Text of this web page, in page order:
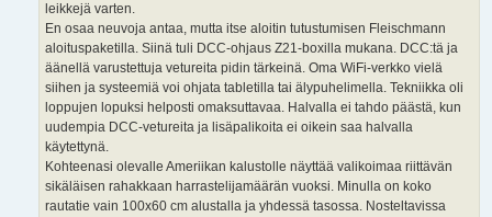
leikkejä varten.
En osaa neuvoja antaa, mutta itse aloitin tutustumisen Fleischmann
aloituspaketilla. Siinä tuli DCC-ohjaus Z21-boxilla mukana. DCC:tä ja
äänellä varustettuja vetureita pidin tärkeinä. Oma WiFi-verkko vielä
siihen ja systeemiä voi ohjata tabletilla tai älypuhelimella. Tekniikka oli
loppujen lopuksi helposti omaksuttavaa. Halvalla ei tahdo päästä, kun
uudempia DCC-vetureita ja lisäpalikoita ei oikein saa halvalla
käytettynä.
Kohteenasi olevalle Ameriikan kalustolle näyttää valikoimaa riittävän
sikäläisen rahakkaan harrastelijamäärän vuoksi. Minulla on koko
rautatie vain 100x60 cm alustalla ja yhdessä tasossa. Nosteltavissa